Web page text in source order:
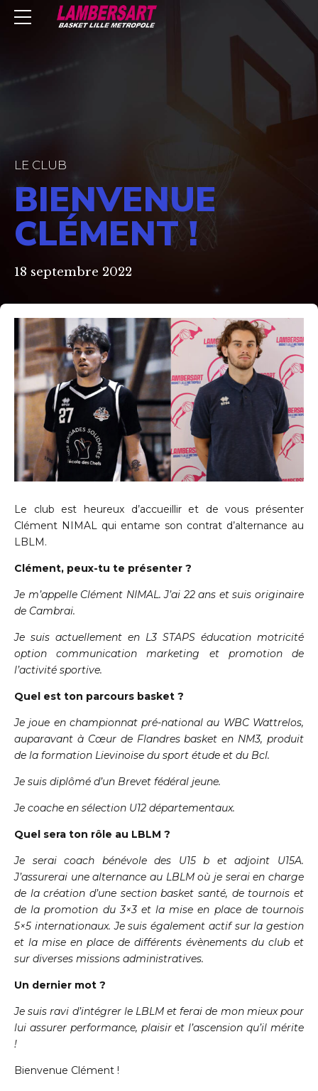
LE CLUB
BIENVENUE
CLÉMENT !
18 septembre 2022
Le club est heureux d’accueillir et de vous présenter
Clément NIMAL qui entame son contrat d’alternance au
LBLM.
Clément, peux-tu te présenter ?
Je m’appelle Clément NIMAL. J’ai 22 ans et suis originaire
de Cambrai.
Je suis actuellement en L3 STAPS éducation motricité
option communication marketing et promotion de
l’activité sportive.
Quel est ton parcours basket ?
Je joue en championnat pré-national au WBC Wattrelos,
auparavant à Cœur de Flandres basket en NM3, produit
de la formation Lievinoise du sport étude et du Bcl.
Je suis diplômé d’un Brevet fédéral jeune.
Je coache en sélection U12 départementaux.
Quel sera ton rôle au LBLM ?
Je serai coach bénévole des U15 b et adjoint U15A.
J’assurerai une alternance au LBLM où je serai en charge
de la création d’une section basket santé, de tournois et
de la promotion du 3×3 et la mise en place de tournois
5×5 internationaux. Je suis également actif sur la gestion
et la mise en place de différents évènements du club et
sur diverses missions administratives.
Un dernier mot ?
Je suis ravi d’intégrer le LBLM et ferai de mon mieux pour
lui assurer performance, plaisir et l’ascension qu’il mérite
!
Bienvenue Clément !